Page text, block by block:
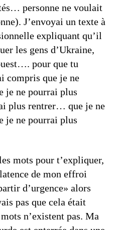
personne ne voulait
J’envoyai un texte à
expliquant qu’il
les gens d’Ukraine,
pour que tu
compris que je ne
je ne pourrai plus
plus rentrer… que je ne
je ne pourrai plus
mots pour t’expliquer,
de mon effroi
d’urgence» alors
pas que cela était
n’existent pas. Ma